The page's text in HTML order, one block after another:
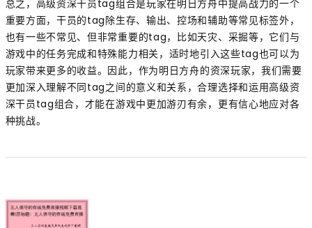
总之，高级资深干员tag组合是玩家在明日方舟中提高战力的一个
重要方面，干员的tag除生存、输出、控场和辅助等常见标签外，
也有一些不常见、但非常重要的tag，比如天灾、采掘等，它们与
游戏中的任务完成和特殊能力相关，适时地引入这些tag也可以为
玩家带来更多的收益。因此，作为明日方舟的资深玩家，我们需要
更加深入理解不同tag之间的意义和关系，合理选择和运用高级资
深干员tag组合，才能在游戏中更加游刃有余，更有信心地应对各
种挑战。